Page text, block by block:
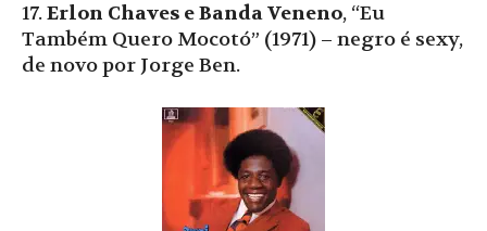
17.Erlon Chaves e Banda Veneno, “Eu
Também Quero Mocotó” (1971) – negro é sexy,
de novo por Jorge Ben.